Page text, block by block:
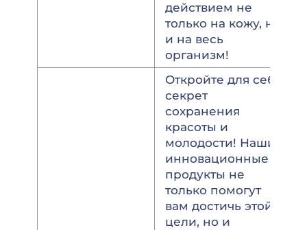
действием не
только на кожу, но
и на весь
организм!
Откройте для себя
секрет
сохранения
красоты и
молодости! Наши
инновационные
продукты не
только помогут
вам достичь этой
цели, но и